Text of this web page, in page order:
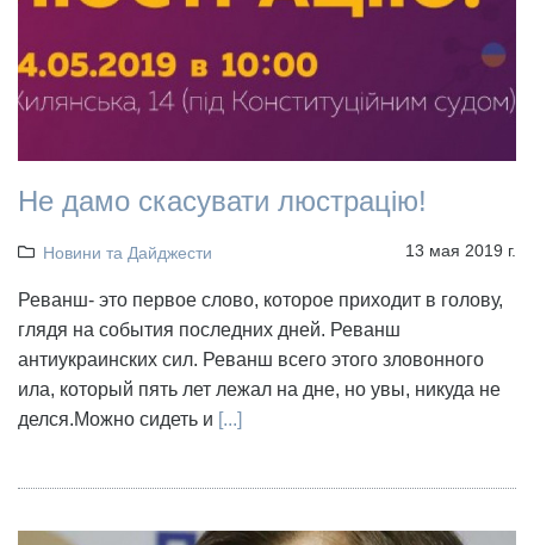
Не дамо скасувати люстрацію!
Новини та Дайджести 13 мая 2019 г.
Реванш- это первое слово, которое приходит в голову,
глядя на события последних дней. Реванш
антиукраинских сил. Реванш всего этого зловонного
ила, который пять лет лежал на дне, но увы, никуда не
делся.Можно сидеть и [...]